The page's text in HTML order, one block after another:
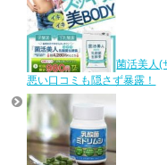
菌活美人(
悪い口コミも隠さず暴露！